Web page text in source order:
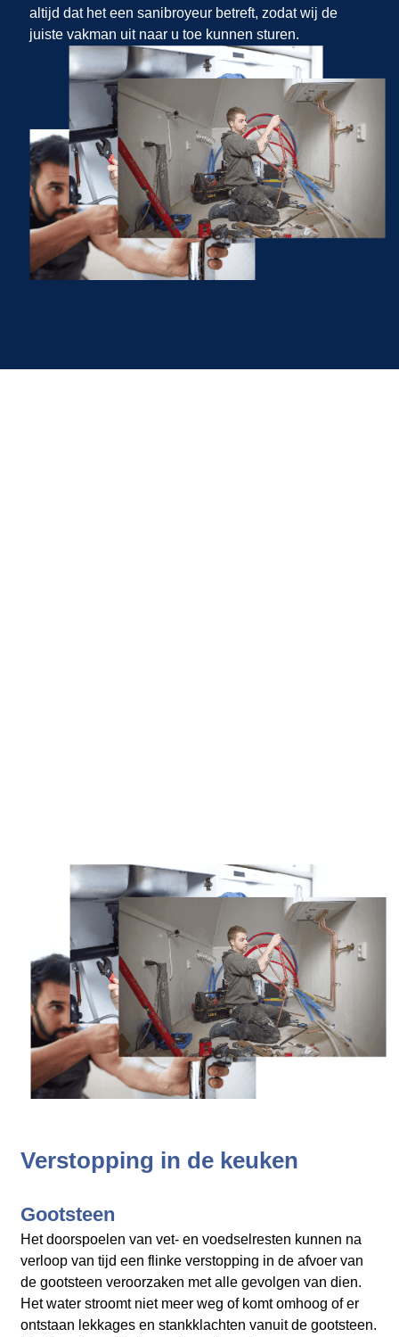
altijd dat het een sanibroyeur betreft, zodat wij de
juiste vakman uit naar u toe kunnen sturen.
Verstopping in de keuken
Gootsteen
Het doorspoelen van vet- en voedselresten kunnen na
verloop van tijd een flinke verstopping in de afvoer van
de gootsteen veroorzaken met alle gevolgen van dien.
Het water stroomt niet meer weg of komt omhoog of er
ontstaan lekkages en stankklachten vanuit de gootsteen.